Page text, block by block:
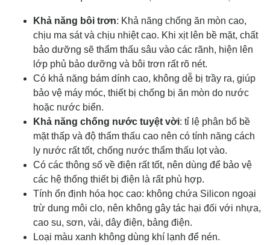
Khả năng bôi trơn: Khả năng chống ăn mòn cao,
chịu ma sát và chịu nhiệt cao. Khi xịt lên bề mặt, chất
bảo dưỡng sẽ thẩm thấu sâu vào các rãnh, hiện lên
lớp phủ bảo dưỡng và bôi trơn rất rõ nét.
Có khả năng bám dính cao, không dễ bị trầy ra, giúp
bảo vệ máy móc, thiết bị chống bị ăn mòn do nước
hoặc nước biển.
Khả năng chống nước tuyệt vời: tỉ lệ phân bổ bề
mặt thấp và độ thẩm thấu cao nên có tính năng cách
ly nước rất tốt, chống nước thẩm thấu lọt vào.
Có các thông số về điện rất tốt, nên dùng để bảo vệ
các hệ thống thiết bị điện là rất phù hợp.
Tính ổn định hóa học cao: không chứa Silicon ngoại
trừ dung môi clo, nên không gây tác hại đối với nhựa,
cao su, sơn, vải, dây điện, bảng điện.
Loại màu xanh không dùng khí lạnh để nén.